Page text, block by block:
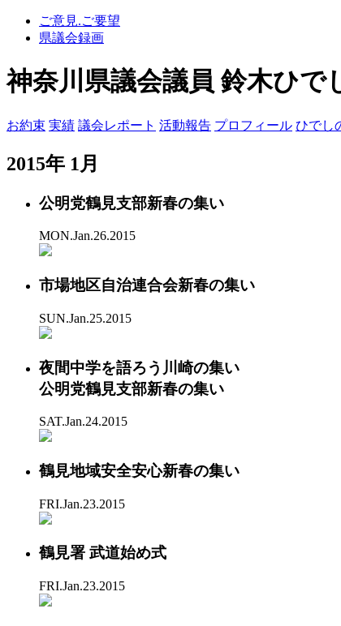
ご意見.ご要望
県議会録画
神奈川県議会議員 鈴木ひで
お約束 実績 議会レポート 活動報告 プロフィール ひでし
2015年 1月
公明党鶴見支部新春の集い
MON.Jan.26.2015
市場地区自治連合会新春の集い
SUN.Jan.25.2015
夜間中学を語ろう川崎の集い
公明党鶴見支部新春の集い
SAT.Jan.24.2015
鶴見地域安全安心新春の集い
FRI.Jan.23.2015
鶴見署 武道始め式
FRI.Jan.23.2015